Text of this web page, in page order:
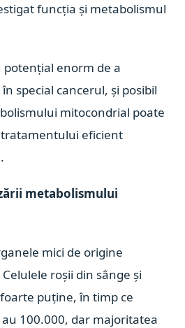
funcția și metabolismul
potențial enorm de a
special cancerul, și posibil
mitocondrial poate
eficient
metabolismului
mici de origine
roșii din sânge și
puține, în timp ce
100.000, dar majoritatea